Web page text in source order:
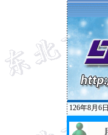
126年8月6日